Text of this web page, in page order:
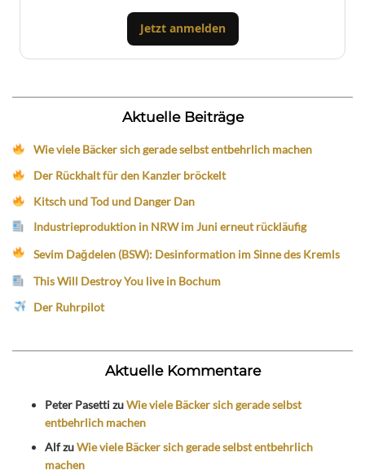
Jetzt anmelden
Aktuelle Beiträge
Wie viele Bäcker sich gerade selbst entbehrlich machen
Der Rückhalt für den Kanzler bröckelt
Kitsch und Tod und Danger Dan
Industrieproduktion in NRW im Juni erneut rückläufig
Sevim Dağdelen (BSW): Desinformation im Sinne des Kremls
This Will Destroy You live in Bochum
Der Ruhrpilot
Aktuelle Kommentare
Peter PasettizuWie viele Bäcker sich gerade selbst
entbehrlich machen
AlfzuWie viele Bäcker sich gerade selbst entbehrlich
machen